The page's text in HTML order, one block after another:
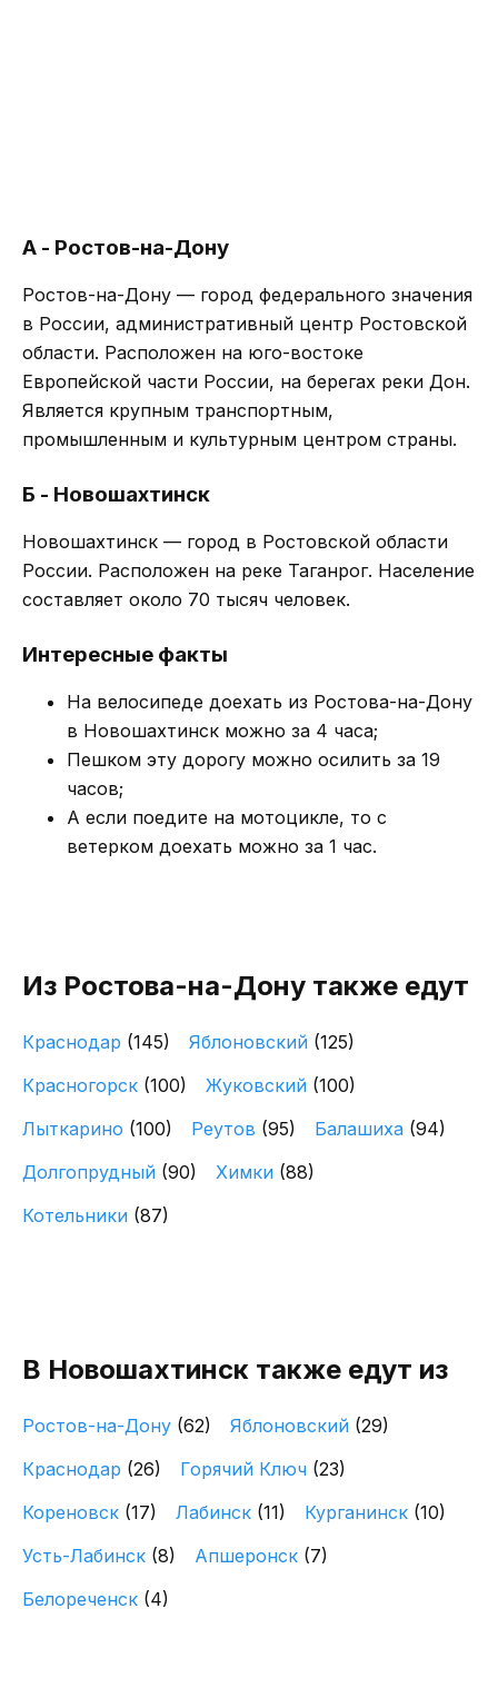
А - Ростов-на-Дону
Ростов-на-Дону — город федерального значения
в России, административный центр Ростовской
области. Расположен на юго-востоке
Европейской части России, на берегах реки Дон.
Является крупным транспортным,
промышленным и культурным центром страны.
Б - Новошахтинск
Новошахтинск — город в Ростовской области
России. Расположен на реке Таганрог. Население
составляет около 70 тысяч человек.
Интересные факты
На велосипеде доехать из Ростова-на-Дону
в Новошахтинск можно за 4 часа;
Пешком эту дорогу можно осилить за 19
часов;
А если поедите на мотоцикле, то с
ветерком доехать можно за 1 час.
Из Ростова-на-Дону также едут
Краснодар (145) Яблоновский (125)
Красногорск (100) Жуковский (100)
Лыткарино (100) Реутов (95) Балашиха (94)
Долгопрудный (90) Химки (88)
Котельники (87)
В Новошахтинск также едут из
Ростов-на-Дону (62) Яблоновский (29)
Краснодар (26) Горячий Ключ (23)
Кореновск (17) Лабинск (11) Курганинск (10)
Усть-Лабинск (8) Апшеронск (7)
Белореченск (4)